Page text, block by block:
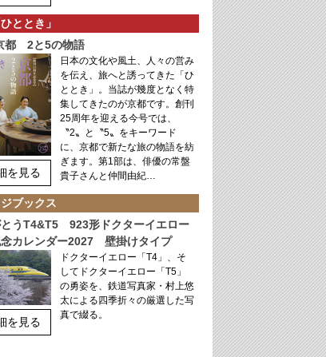
ととき」
都 2と5の物語
を見る
日本の文化や風土、人々の営み
を伝え、旅へと誘ってきた「ひ
ととき」。当誌が幾度となく特
集してきたのが京都です。創刊
25周年を迎える今号では、
〝2〟と〝5〟をキーワード
に、京都で新たな旅の物語を紡
ぎます。第1部は、俳優の常盤
貴子さんと仲間由紀…
ブックス
とうT4&T5 923形ドクターイエロー
念カレンダー2027 壁掛けタイプ
を見る
ドクターイエロー「T4」、そ
してドクターイエロー「T5」
の勇姿を、鉄道写真家・村上悠
太による四季折々の厳選した写
真で綴る。